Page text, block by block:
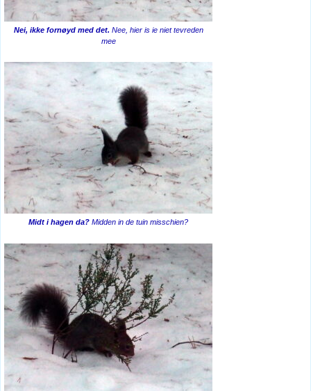
Nei, ikke fornøyd med det. Nee, hier is ie niet tevreden
mee
Midt i hagen da? Midden in de tuin misschien?